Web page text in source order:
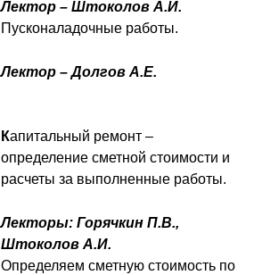
Лектор – Штоколов А.И.
Пусконаладочные работы.
Лектор – Долгов А.Е.
Капитальный ремонт –
определение сметной стоимости и
расчеты за выполненные работы.
Лекторы: Горячкин П.В.,
Штоколов А.И.
Определяем сметную стоимость по